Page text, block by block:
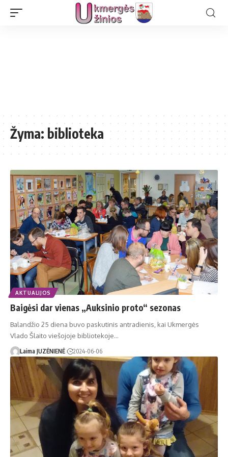
Žyma: biblioteka
AKTUALIJOS
Baigėsi dar vienas „Auksinio proto“ sezonas
Balandžio 25 diena buvo paskutinis antradienis, kai Ukmergės
Vlado Šlaito viešojoje bibliotekoje…
Laima JUZĖNIENĖ 2024-06-06